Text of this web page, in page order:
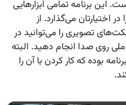
این برنامه تمامی ابزارهایی
در اختیارتان می‌گذارد. از
تصویری را می‌توانید در
روی صدا انجام دهید. البته
بوده که کار کردن با آن را